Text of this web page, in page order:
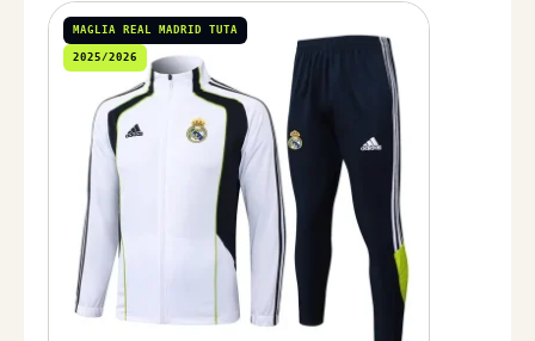
MAGLIA REAL MADRID TUTA
2025/2026